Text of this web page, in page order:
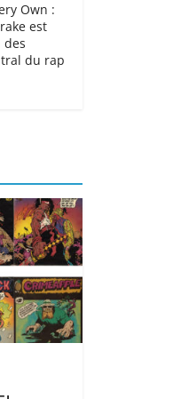
Own :
est
des
du rap